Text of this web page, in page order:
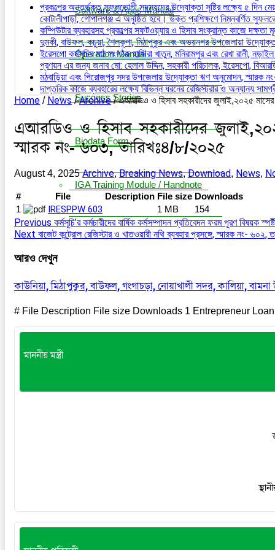
Software & Apps Manual
Operation Manual
Success Stories
Biodata Form
IGA Training Module / Handnote
প্রকল্পের অন্তর্ভূক্ত সুফলভোগী সদস্যদের উদ্যোক্তা সৃষ্টির লক্ষ্যে ৫ দিন
কোটালীপাড়া, গোপালগঞ্জ এ অনুষ্ঠিত হবে। উক্ত প্রশিক্ষণে নিম্নবর্ণিত
কম্পিউটার ব্যবহারসহ প্রকল্পের সফটওয়্যার ও হিসাব সংক্রান্ত কাজে
দুমকী, বাউফল, কচুয়া, শৈলকূপা, মিঠাপুকুর এবং অভয়নগর উপজেলায়া
ইরেসপো কর্মসূচির মাঠ সংগঠক হাজিরা খাতুন, মনিরামপুর এবং রেখা রানী,
প্রণয়ন এর জন্য জনাব মো: হেলাল উদ্দিন, সহকারী পরিচালক, ইরেসপো,
মঠবাড়িয়া এবং পিরোজপুর সদর উপজেলায় উদ্যোক্তা ঋণ অনুমোদন, স্মারক
দাপ্তরিক কাজে ব্যবহারের লক্ষ্যে বিভিন্ন ধরনের রেজিস্ট্রার ও অন্যান্য
Home / News / Archive / এআরডিও ও হিসাব সহকারীদের জুলাই,২০২৫
এআরডিও ও হিসাব সহকারীদের
স্মারক নং- ৬০৩, তারিখঃ৪/৮/২০২৫
August 4, 2025 Archive,Breaking News,Download, News,
# File Description File size Downloads
1
IRESPPW 603 1 MB 154
Previous কর্মসূচি’র কর্মচারীদের বার্ষিক কর্মসম্পাদন প্রতিবেদন ফরম পূরণ
Next বাজেট কন্ট্রোল রেজিস্টার ও খাতওয়ারী নথি ব্যবহার প্রসঙ্গে, স্মারক নং-
আরও দেখুন
কাউনিয়া, মিঠাপুকুর, বাউফল, গংগাচড়া, নোয়াখালী সদর, কালিয়া,
# File Description File size Downloads 1 Entrepreneur
মাননীয় মন্ত্রী